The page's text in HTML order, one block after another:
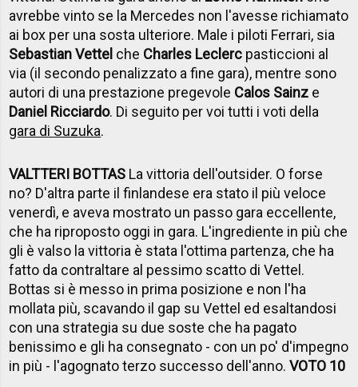
avrebbe vinto se la Mercedes non l'avesse richiamato
ai box per una sosta ulteriore. Male i piloti Ferrari, sia
Sebastian Vettel che Charles Leclerc pasticcioni al
via (il secondo penalizzato a fine gara), mentre sono
autori di una prestazione pregevole Calos Sainz e
Daniel Ricciardo. Di seguito per voi tutti i voti della
gara di Suzuka.
VALTTERI BOTTAS La vittoria dell'outsider. O forse
no? D'altra parte il finlandese era stato il più veloce
venerdì, e aveva mostrato un passo gara eccellente,
che ha riproposto oggi in gara. L'ingrediente in più che
gli è valso la vittoria è stata l'ottima partenza, che ha
fatto da contraltare al pessimo scatto di Vettel.
Bottas si è messo in prima posizione e non l'ha
mollata più, scavando il gap su Vettel ed esaltandosi
con una strategia su due soste che ha pagato
benissimo e gli ha consegnato - con un po' d'impegno
in più - l'agognato terzo successo dell'anno.VOTO 10